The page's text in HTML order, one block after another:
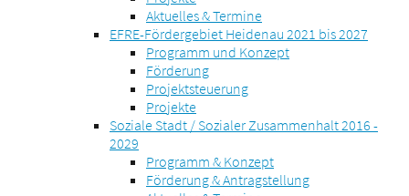
Aktuelles & Termine
EFRE-Fördergebiet Heidenau 2021 bis 2027
Programm und Konzept
Förderung
Projektsteuerung
Projekte
Soziale Stadt / Sozialer Zusammenhalt 2016 -
2029
Programm & Konzept
Förderung & Antragstellung